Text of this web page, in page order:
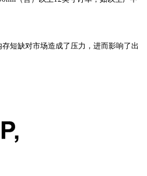
短缺对市场造成了压力，进而影响了出